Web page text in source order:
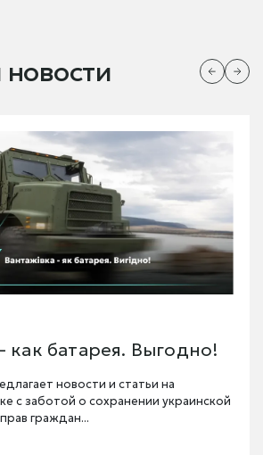
как батарея. Выгодно!
новости и статьи на
с заботой о сохранении украинской
граждан...